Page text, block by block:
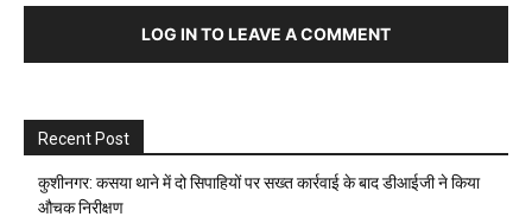
LOG IN TO LEAVE A COMMENT
Recent Post
कुशीनगर: कसया थाने में दो सिपाहियों पर सख्त कार्रवाई के बाद डीआईजी ने किया
औचक निरीक्षण